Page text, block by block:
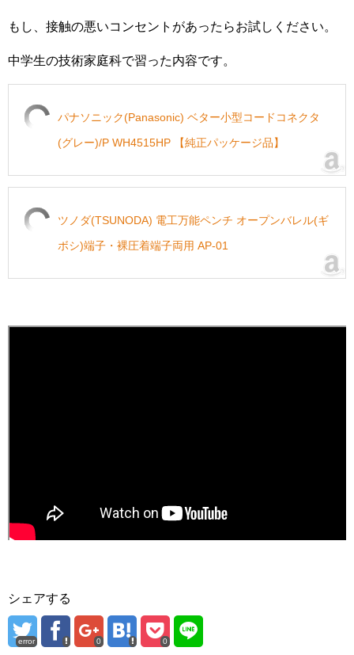
もし、接触の悪いコンセントがあったらお試しください。
中学生の技術家庭科で習った内容です。
パナソニック(Panasonic) ベター小型コードコネクタ
(グレー)/P WH4515HP 【純正パッケージ品】
ツノダ(TSUNODA) 電工万能ペンチ オープンバレル(ギ
ボシ)端子・裸圧着端子両用 AP-01
シェアする
error 0 0